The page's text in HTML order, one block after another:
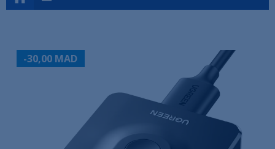
-30,00 MAD